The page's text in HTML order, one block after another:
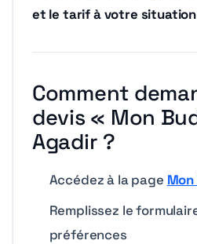
et le tarif à votre
Comment
devis « Mon
Agadir ?
Accédez à la page
Remplissez le
préférences